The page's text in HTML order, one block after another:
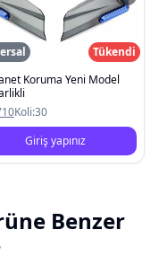
Tükendi
Koruma Yeni Model
Koli:30
Giriş yapınız
Benzer